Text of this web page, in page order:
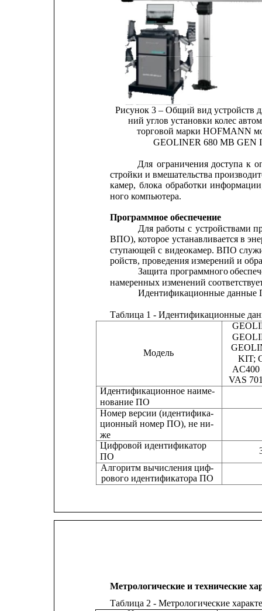
Рисунок 3 – Общий вид устройств
ний углов установки колес
торговой марки HOFMANN
GEOLINER 680 MB GEN
Для ограничения доступа к
стройки и вмешательства
камер, блока обработки
ного компьютера.
Программное обеспечение
Для работы с устройствами
ВПО), которое устанавливается в
ступающей с видеокамер. ВПО
ройств, проведения измерений и
Защита программного
намеренных изменений
Идентификационные данные
Модель
ПО
Таблица 1 - Идентификационные
VAS
Идентификационное наиме-
Номер версии (идентифика-
ционный номер ПО), не ни-
же
Цифровой идентификатор
Алгоритм вычисления циф-
рового идентификатора ПО
Метрологические и технические
Таблица 2 - Метрологические